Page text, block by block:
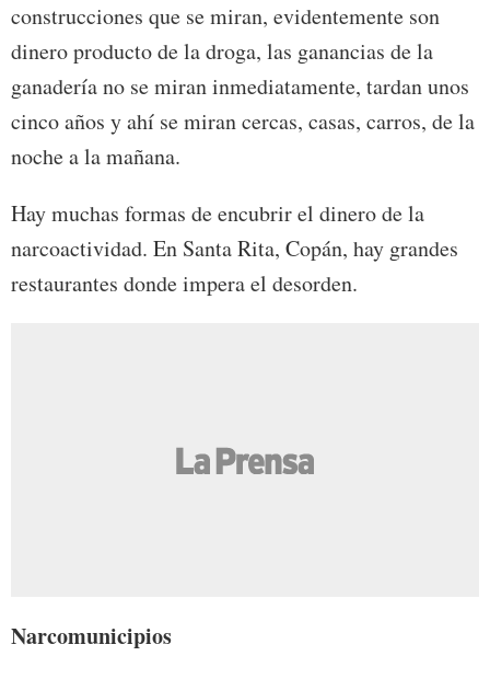
construcciones que se miran, evidentemente son
dinero producto de la droga, las ganancias de la
ganadería no se miran inmediatamente, tardan unos
cinco años y ahí se miran cercas, casas, carros, de la
noche a la mañana.
Hay muchas formas de encubrir el dinero de la
narcoactividad. En Santa Rita, Copán, hay grandes
restaurantes donde impera el desorden.
Narcomunicipios